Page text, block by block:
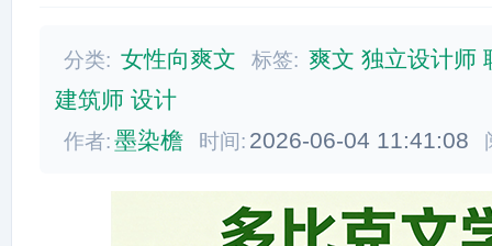
分类: 女性向爽文 标签: 爽文 独立设计师
建筑师 设计
作者:墨染檐 时间: 2026-06-04 11:41:08